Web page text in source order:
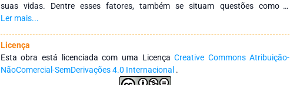
suas vidas. Dentre esses fatores, também se situam questões como a
migração, aspectos socioeconômicos, relações étnico-raciais e tantos outros. A
suscitadas no âmbito do Curso de Pós-Graduação (Doutorado Profissional
Interdisciplinar) em Agroecologia e Desenvolvimento Territorial da Universidade
Federal do Vale do São Francisco (Univasf – Campus Espaço Plural, Juazeiro-
BA). Nesse sentido, este volume é organizado por doutorando do referido
Ler mais...
Licença
Esta obra está licenciada com uma LicençaCreative Commons Atribuição-
NãoComercial-SemDerivações 4.0 Internacional .